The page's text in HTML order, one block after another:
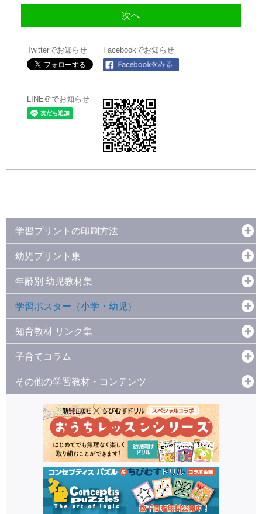
Twitterでお知らせ Facebookでお知らせ
LINE＠でお知らせ
学習プリントの印刷方法
幼児プリント集
年齢別 幼児教材集
学習ポスター（小学・幼児）
知育教材 リンク集
子育てコラム
その他の学習教材・コンテンツ